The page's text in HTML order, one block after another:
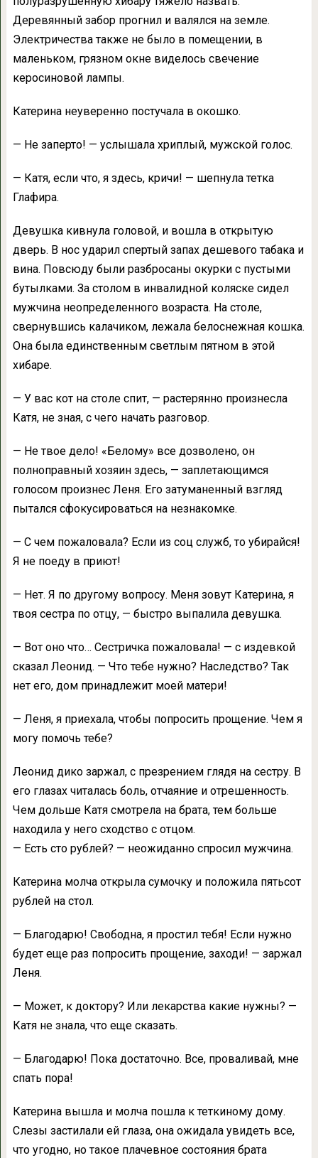
Деревянный забор прогнил и валялся на земле.
Электричества также не было в помещении, в
маленьком, грязном окне виделось свечение
керосиновой лампы.
Катерина неуверенно постучала в окошко.
— Не заперто! — услышала хриплый, мужской голос.
— Катя, если что, я здесь, кричи! — шепнула тетка
Глафира.
Девушка кивнула головой, и вошла в открытую
дверь. В нос ударил спертый запах дешевого табака и
вина. Повсюду были разбросаны окурки с пустыми
бутылками. За столом в инвалидной коляске сидел
мужчина неопределенного возраста. На столе,
свернувшись калачиком, лежала белоснежная кошка.
Она была единственным светлым пятном в этой
хибаре.
— У вас кот на столе спит, — растерянно произнесла
Катя, не зная, с чего начать разговор.
— Не твое дело! «Белому» все дозволено, он
полноправный хозяин здесь, — заплетающимся
голосом произнес Леня. Его затуманенный взгляд
пытался сфокусироваться на незнакомке.
— С чем пожаловала? Если из соц служб, то убирайся!
Я не поеду в приют!
— Нет. Я по другому вопросу. Меня зовут Катерина, я
твоя сестра по отцу, — быстро выпалила девушка.
— Вот оно что… Сестричка пожаловала! — с издевкой
сказал Леонид. — Что тебе нужно? Наследство? Так
нет его, дом принадлежит моей матери!
— Леня, я приехала, чтобы попросить прощение. Чем я
могу помочь тебе?
Леонид дико заржал, с презрением глядя на сестру. В
его глазах читалась боль, отчаяние и отрешенность.
Чем дольше Катя смотрела на брата, тем больше
находила у него сходство с отцом.
— Есть сто рублей? — неожиданно спросил мужчина.
Катерина молча открыла сумочку и положила пятьсот
рублей на стол.
— Благодарю! Свободна, я простил тебя! Если нужно
будет еще раз попросить прощение, заходи! — заржал
Леня.
— Может, к доктору? Или лекарства какие нужны? —
Катя не знала, что еще сказать.
— Благодарю! Пока достаточно. Все, проваливай, мне
спать пора!
Катерина вышла и молча пошла к теткиному дому.
Слезы застилали ей глаза, она ожидала увидеть все,
что угодно, но такое плачевное состояния брата